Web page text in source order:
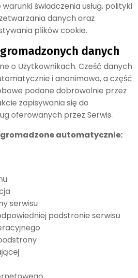
świadczenia usług, polityki
danych oraz
plików cookie.
danych
o Użytkownikach. Cześć danych
i anonimowo, a część
podane dobrowolnie przez
zapisywania się do
oferowanych przez Serwis.
automatycznie:
serwisu
podstronie serwisu